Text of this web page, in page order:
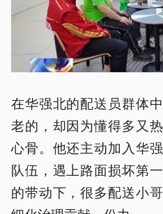
在华强北的配送员群体
老的，却因为懂得多又
心骨。他还主动加入华
队伍，遇上路面损坏第
的带动下，很多配送小